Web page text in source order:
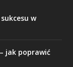
w
jak poprawić